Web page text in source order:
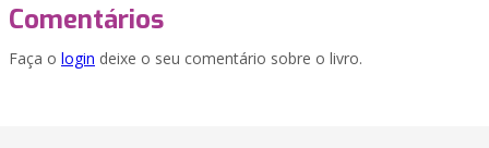
Comentários
Faça o login deixe o seu comentário sobre o livro.